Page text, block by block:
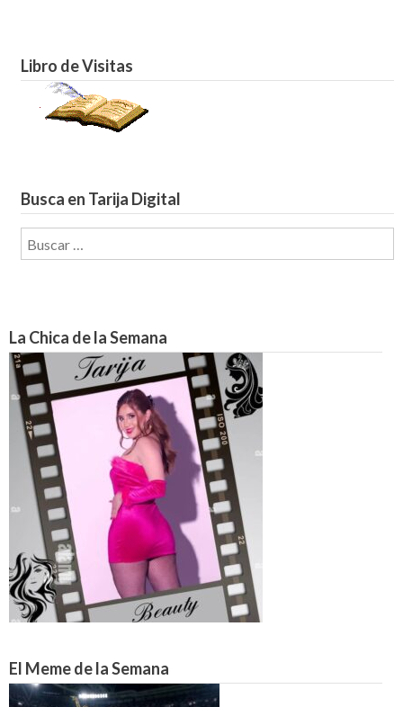
Libro de Visitas
Busca en Tarija Digital
Buscar:
La Chica de la Semana
El Meme de la Semana